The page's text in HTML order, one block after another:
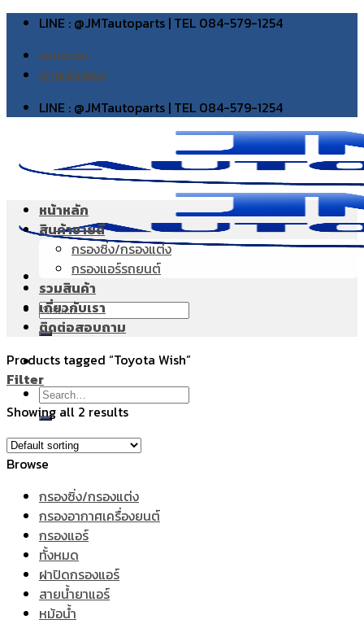
Skip
content
LINE : @JMTautoparts | TEL 084-579-1254
บทความ
ภาพส่งของ
LINE : @JMTautoparts | TEL 084-579-1254
Search
for:
Search
for:
หน้าหลัก
สินค้าขายดี
กรองซิ่ง/กรองแต่ง
กรองแอร์รถยนต์
รวมสินค้า
เกี่ยวกับเรา
ติดต่อสอบถาม
Products tagged “Toyota Wish”
Filter
Showing all 2 results
Browse
กรองซิ่ง/กรองแต่ง
กรองอากาศเครื่องยนต์
กรองแอร์
ทั้งหมด
ฝาปิดกรองแอร์
สายน้ำยาแอร์
หม้อน้ำ